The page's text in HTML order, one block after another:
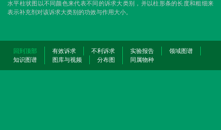
水平柱状图以不同颜色来代表不同的诉求大类别，并以柱形条的长度和粗细来
表示补充剂对该诉求大类别的功效与作用大小。
回到顶部 有效诉求 不利诉求 实验报告
领域图谱
知识图谱
图库与视频 分布图 同属物种